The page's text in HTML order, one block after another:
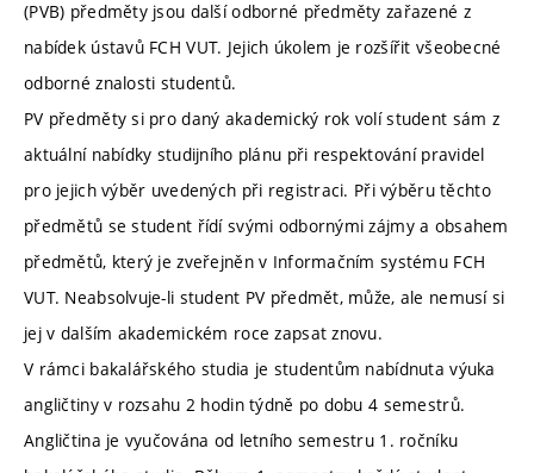
(PVB) předměty jsou další odborné předměty zařazené z
nabídek ústavů FCH VUT. Jejich úkolem je rozšířit všeobecné
odborné znalosti studentů.
PV předměty si pro daný akademický rok volí student sám z
aktuální nabídky studijního plánu při respektování pravidel
pro jejich výběr uvedených při registraci. Při výběru těchto
předmětů se student řídí svými odbornými zájmy a obsahem
předmětů, který je zveřejněn v Informačním systému FCH
VUT. Neabsolvuje-li student PV předmět, může, ale nemusí si
jej v dalším akademickém roce zapsat znovu.
V rámci bakalářského studia je studentům nabídnuta výuka
angličtiny v rozsahu 2 hodin týdně po dobu 4 semestrů.
Angličtina je vyučována od letního semestru 1. ročníku